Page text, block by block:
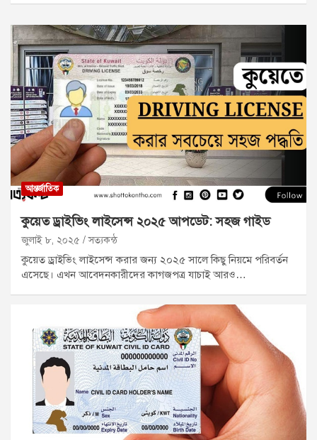
আন্তর্জাতিক
কুয়েত ড্রাইভিং লাইসেন্স ২০২৫ আপডেট: সহজ গাইড
জুলাই ৮, ২০২৫ সত্যকন্ঠ
কুয়েত ড্রাইভিং লাইসেন্স করার জন্য ২০২৫ সালে কিছু নিয়মে পরিবর্তন
এসেছে। এখন আবেদনকারীদের কাগজপত্র যাচাই আরও…